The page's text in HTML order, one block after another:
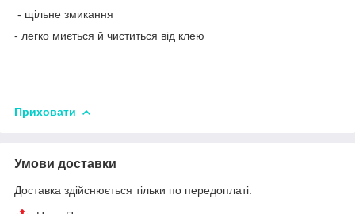
- щільне змикання
- легко миється й чиститься від клею
Приховати
Умови доставки
Доставка здійснюється тільки по передоплаті.